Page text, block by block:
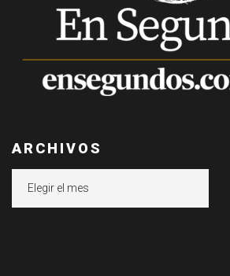
ARCHIVOS